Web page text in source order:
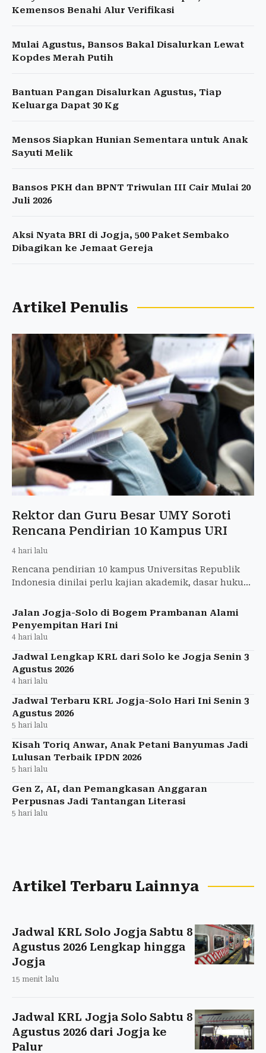
Kemensos Benahi Alur Verifikasi
Mulai Agustus, Bansos Bakal Disalurkan Lewat
Kopdes Merah Putih
Bantuan Pangan Disalurkan Agustus, Tiap
Keluarga Dapat 30 Kg
Mensos Siapkan Hunian Sementara untuk Anak
Sayuti Melik
Bansos PKH dan BPNT Triwulan III Cair Mulai 20
Juli 2026
Aksi Nyata BRI di Jogja, 500 Paket Sembako
Dibagikan ke Jemaat Gereja
Artikel Penulis
Rektor dan Guru Besar UMY Soroti
Rencana Pendirian 10 Kampus URI
4 hari lalu
Rencana pendirian 10 kampus Universitas Republik
Indonesia dinilai perlu kajian akademik, dasar hukum
Jalan Jogja-Solo di Bogem Prambanan Alami
Penyempitan Hari Ini
4 hari lalu
Jadwal Lengkap KRL dari Solo ke Jogja Senin 3
Agustus 2026
4 hari lalu
Jadwal Terbaru KRL Jogja-Solo Hari Ini Senin 3
Agustus 2026
5 hari lalu
Kisah Toriq Anwar, Anak Petani Banyumas Jadi
Lulusan Terbaik IPDN 2026
5 hari lalu
Gen Z, AI, dan Pemangkasan Anggaran
Perpusnas Jadi Tantangan Literasi
5 hari lalu
Artikel Terbaru Lainnya
Jadwal KRL Solo Jogja Sabtu 8
Agustus 2026 Lengkap hingga
Jogja
15 menit lalu
Jadwal KRL Jogja Solo Sabtu 8
Agustus 2026 dari Jogja ke
Palur